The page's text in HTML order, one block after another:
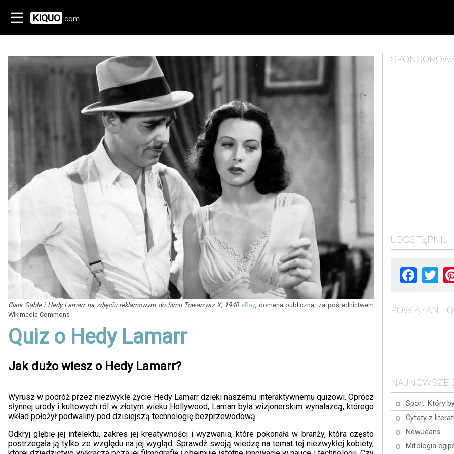
KIQUO .com
Clark Gable i Hedy Lamarr na zdjęciu reklamowym do filmu Towarzysz X, 1940 eBay, domena publiczna, za pośrednictwem
Wikimedia Commons
Quiz o Hedy Lamarr
Jak dużo wiesz o Hedy Lamarr?
Wyrusz w podróż przez niezwykłe życie Hedy Lamarr dzięki naszemu interaktywnemu quizowi. Oprócz
słynnej urody i kultowych ról w złotym wieku Hollywood, Lamarr była wizjonerskim wynalazcą, którego
wkład położył podwaliny pod dzisiejszą technologię bezprzewodową.
Odkryj głębię jej intelektu, zakres jej kreatywności i wyzwania, które pokonała w branży, która często
postrzegała ją tylko ze względu na jej wygląd. Sprawdź swoją wiedzę na temat tej niezwykłej kobiety,
UDOSTĘPNIJ
Facebook
POWIĄZANE
NAJNOWSZE
Sport: Który
Cytaty z
NewJeans
Mitologia